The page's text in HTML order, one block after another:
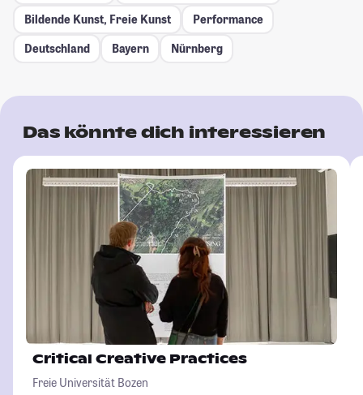
Bildende Kunst, Freie Kunst
Performance
Deutschland
Bayern Nürnberg
Das könnte dich interessieren
Critical Creative Practices
Freie Universität Bozen